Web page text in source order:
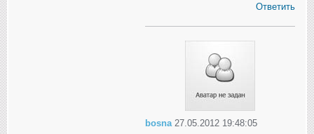
Ответить
bosna 27.05.2012 19:48:05